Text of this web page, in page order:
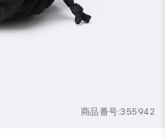
商品番号:355942